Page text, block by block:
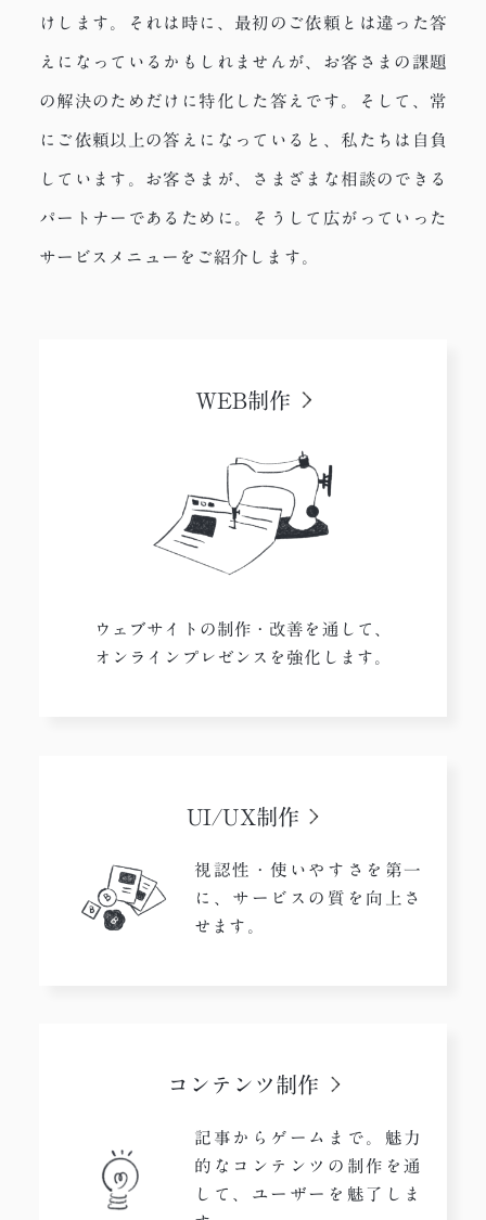
けします。 それは時に、最初のご依頼とは違った答
えになっているかもしれませんが、 お客さまの課題
の解決のためだけに特化した答えです。 そして、常
にご依頼以上の答えになっていると、私たちは自負
しています。 お客さまが、さまざまな相談のできる
パートナーであるために。 そうして広がっていった
サービスメニューをご紹介します。
WEB制作
ウェブサイトの制作・改善を通して、
オンラインプレゼンスを強化します。
UI/UX制作
視認性・使いやすさを第一
に、サービスの質を向上さ
せます。
コンテンツ制作​
記事からゲームまで。魅力
的なコンテンツの制作を通
して、ユーザーを魅了しま